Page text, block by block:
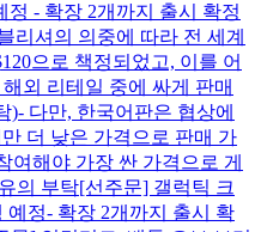
정 - 확장 2개까지 출시 확정
리셔의 의중에 따라 전 세계
으로 책정되었고, 이를 어
외 리테일 중에 싸게 판매
)- 다만, 한국어판은 협상에
더 낮은 가격으로 판매 가
여해야 가장 싼 가격으로 게
의 부탁​[선주문] 갤럭틱 크
예정- 확장 2개까지 출시 확